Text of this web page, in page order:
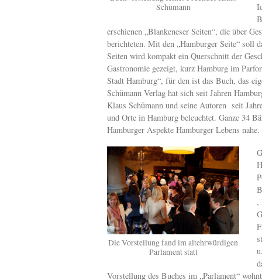
Schümann
erschienen „Blankeneser Seiten“, die über
berichteten. Mit den „Hamburger Seite“ soll
Seiten wird kompakt ein Querschnitt der
Gastronomie gezeigt, kurz Hamburg im
Stadt Hamburg“, für den ist das Buch, das
Schümann Verlag hat sich seit Jahren
Klaus Schümann und seine Autoren seit
und Orte in Hamburg beleuchtet. Ganze 34
Hamburger Aspekte Hamburger Lebens nahe.
Die Vorstellung fand im altehrwürdigen
Parlament statt
,
Vorstellung des Buches im „Parlament“